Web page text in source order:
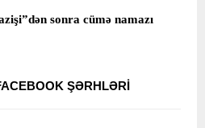
sonra cümə namazı
ŞƏRHLƏRI